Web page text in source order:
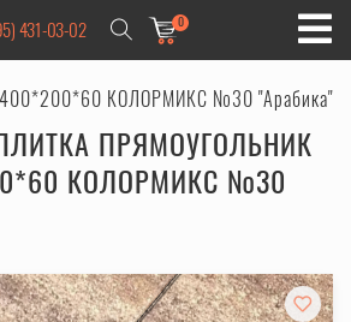
431-03-02 0
КОЛОРМИКС №30 "Арабика"
ПРЯМОУГОЛЬНИК
КОЛОРМИКС №30